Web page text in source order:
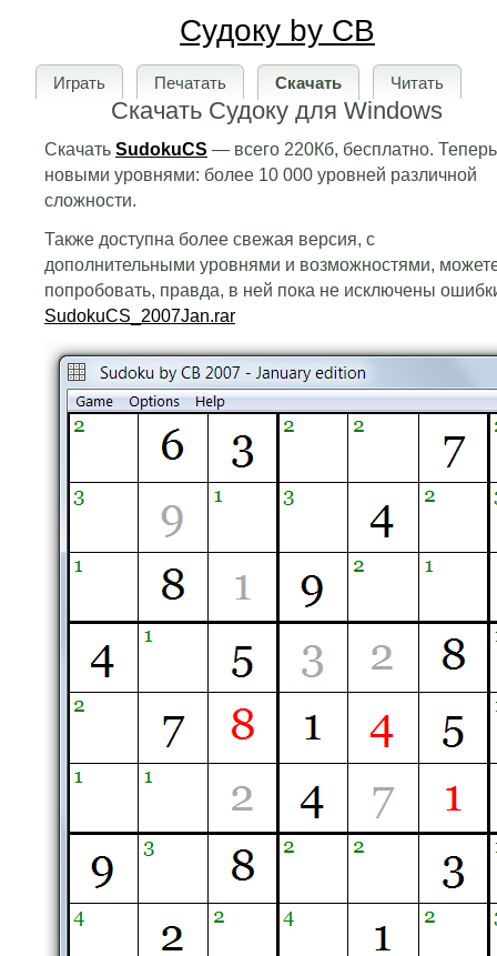
Судоку by CB
Играть Печатать Скачать Читать
Скачать Судоку для Windows
Скачать SudokuCS — всего 220Кб, бесплатно.
новыми уровнями: более 10 000 уровней различной
сложности.
Также доступна более свежая версия, с
дополнительными уровнями и возможностями,
попробовать, правда, в ней пока не исключены
SudokuCS_2007Jan.rar